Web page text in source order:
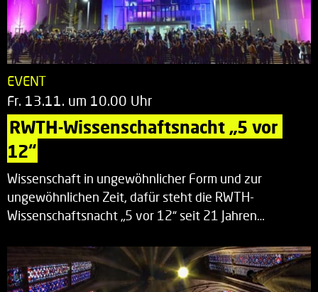
EVENT
Fr. 13.11. um 10.00 Uhr
RWTH-Wissenschaftsnacht „5 vor
12“
Wissenschaft in ungewöhnlicher Form und zur
ungewöhnlichen Zeit, dafür steht die RWTH-
Wissenschaftsnacht „5 vor 12“ seit 21 Jahren…